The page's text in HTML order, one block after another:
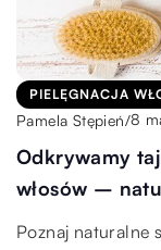
PIELĘGNACJA
Pamela Stępień/8
Odkrywamy
włosów –
Poznaj naturalne